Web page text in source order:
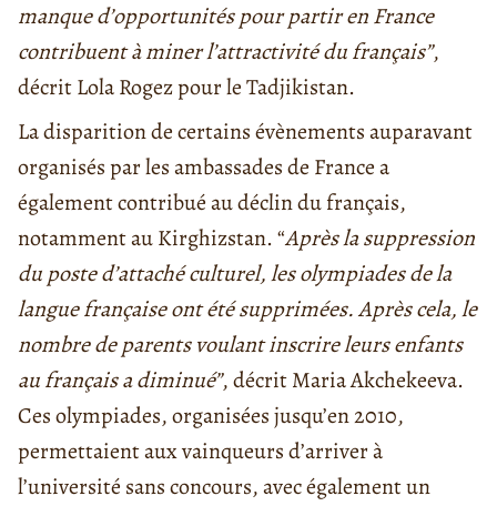
manque d’opportunités pour partir en France
contribuent à miner l’attractivité du français”,
décrit Lola Rogez pour le Tadjikistan.
La disparition de certains évènements auparavant
organisés par les ambassades de France a
également contribué au déclin du français,
notamment au Kirghizstan. “Après la suppression
du poste d’attaché culturel, les olympiades de la
langue française ont été supprimées. Après cela, le
nombre de parents voulant inscrire leurs enfants
au français a diminué”, décrit Maria Akchekeeva.
Ces olympiades, organisées jusqu’en 2010,
permettaient aux vainqueurs d’arriver à
l’université sans concours, avec également un